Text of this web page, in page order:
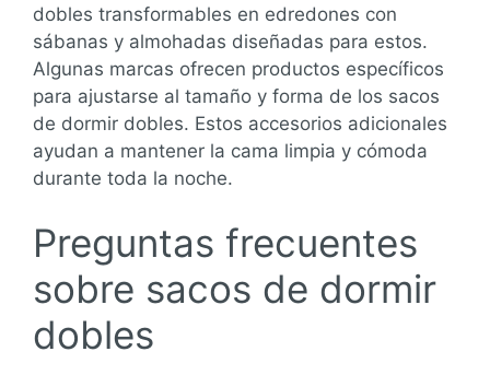
dobles transformables en edredones con
sábanas y almohadas diseñadas para estos.
Algunas marcas ofrecen productos específicos
para ajustarse al tamaño y forma de los sacos
de dormir dobles. Estos accesorios adicionales
ayudan a mantener la cama limpia y cómoda
durante toda la noche.
Preguntas frecuentes
sobre sacos de dormir
dobles